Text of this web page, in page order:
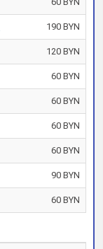
190 BYN
120 BYN
60 BYN
60 BYN
60 BYN
60 BYN
90 BYN
60 BYN